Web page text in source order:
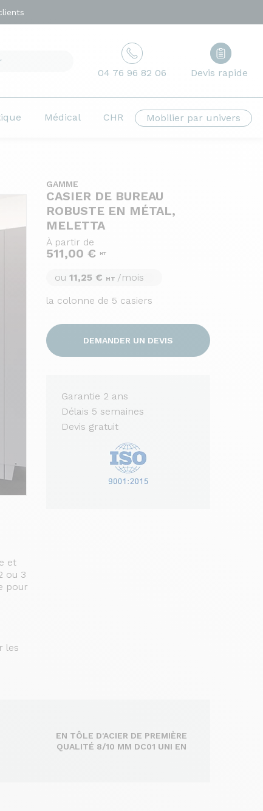
04 76 96 82 06 Devis rapide
Médical CHR Mobilier par univers
GAMME
CASIER DE BUREAU
ROBUSTE EN MÉTAL,
MELETTA
À partir de
511,00 € HT
ou 11,25 € HT /mois
la colonne de 5 casiers
DEMANDER UN DEVIS
Garantie 2 ans
Délais 5 semaines
Devis gratuit
et
ou 3
pour
les
EN TÔLE D'ACIER DE PREMIÈRE
QUALITÉ 8/10 MM DC01 UNI EN